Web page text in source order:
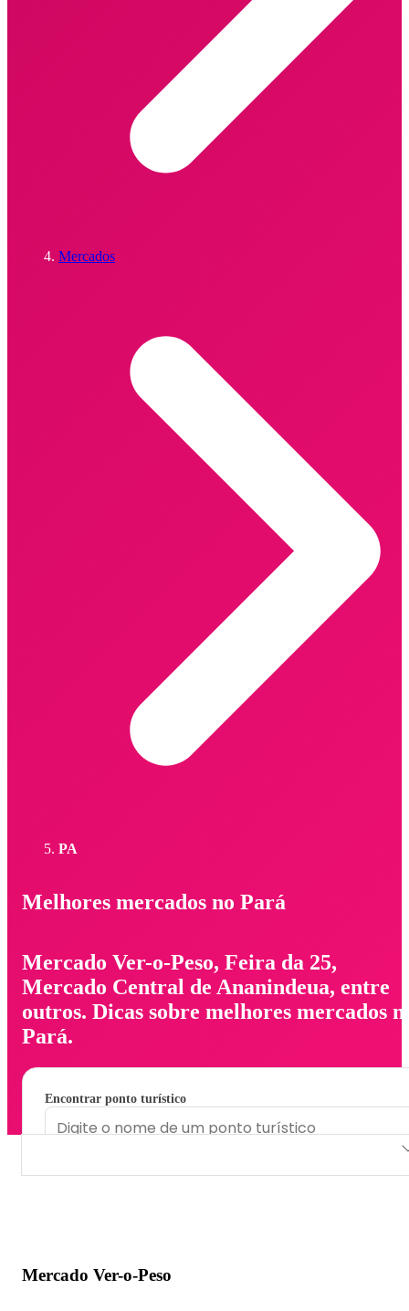
Mercados
PA
Melhores mercados no Pará
Mercado Ver-o-Peso, Feira da 25,
Mercado Central de Ananindeua, entre
outros. Dicas sobre melhores mercados
Pará.
Encontrar ponto turístico
Mercado Ver-o-Peso